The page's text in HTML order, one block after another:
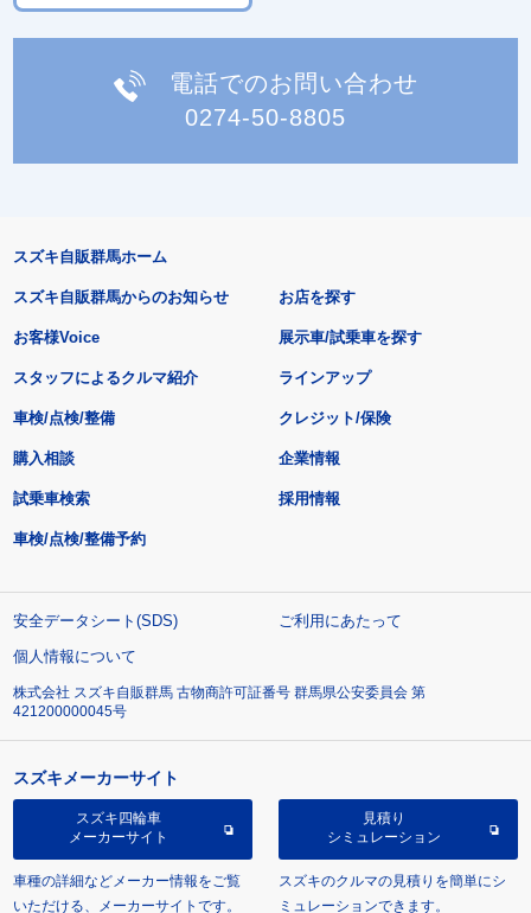
電話でのお問い合わせ
0274-50-8805
スズキ自販群馬ホーム
スズキ自販群馬からのお知らせ
お客様Voice
スタッフによるクルマ紹介
お店を探す
展示車/試乗車を探す
ラインアップ
車検/点検/整備 クレジット/保険
購入相談
試乗車検索
車検/点検/整備予約
企業情報
採用情報
安全データシート(SDS)
ご利用にあたって
個人情報について
株式会社 スズキ自販群馬 古物商許可証番号 群馬県公安委員会 第
421200000045号
スズキメーカーサイト
スズキ四輪車
メーカーサイト
車種の詳細などメーカー情報をご覧
いただける、メーカーサイトです。
見積り
シミュレーション
スズキのクルマの見積りを簡単にシ
ミュレーションできます。